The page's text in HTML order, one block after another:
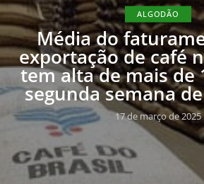
ALGODÃO
Média do
exportação de café
tem alta de mais de
segunda semana
17 de março de 2025